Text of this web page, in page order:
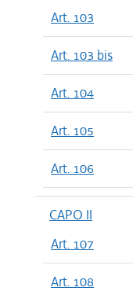
Art. 103
Art. 103 bis
Art. 104
Art. 105
Art. 106
CAPO II
Art. 107
Art. 108